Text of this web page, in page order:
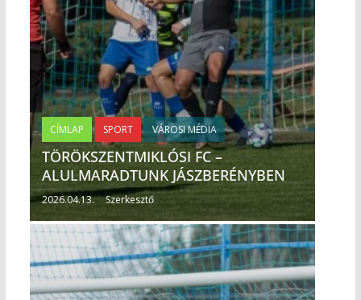
CÍMLAP SPORT VÁROSI MÉDIA
TÖRÖKSZENTMIKLÓSI FC –
ALULMARADTUNK JÁSZBERÉNYBEN
2026.04.13. Szerkesztő